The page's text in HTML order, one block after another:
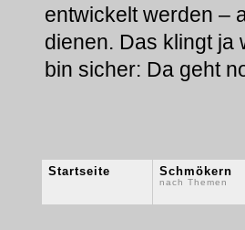
entwickelt werden –
dienen. Das klingt ja
bin sicher: Da geht
Startseite Schmökern
nach Themen